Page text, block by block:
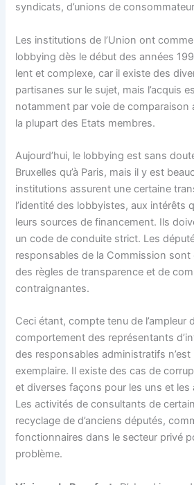
syndicats, d’unions de
Les institutions de l’Union ont
lobbying dès le début des années
lent et complexe, car il existe des
partisanes sur le sujet, mais l’acquis
notamment par voie de comparaison
la plupart des Etats membres.
Aujourd’hui, le lobbying est sans
Bruxelles qu’à Paris, mais il y est
institutions assurent une certaine
l’identité des lobbyistes, aux intérêts
leurs sources de financement. Ils
un code de conduite strict. Les
responsables de la Commission sont
des règles de transparence et de
contraignantes.
Ceci étant, compte tenu de l’ampleur
comportement des représentants
des responsables administratifs
exemplaire. Il existe des cas de
et diverses façons pour les uns et les
Les activités de consultants de
recyclage de d’anciens députés,
fonctionnaires dans le secteur privé
problème.